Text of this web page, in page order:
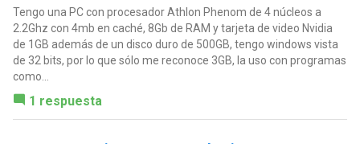
Tengo una PC con procesador Athlon Phenom de 4 núcleos a
2.2Ghz con 4mb en caché, 8Gb de RAM y tarjeta de video Nvidia
de 1GB además de un disco duro de 500GB, tengo windows vista
de 32 bits, por lo que sólo me reconoce 3GB, la uso con programas
como...
1 respuesta